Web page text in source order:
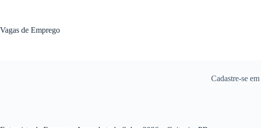
conteúdo
Vagas de Emprego
Cadastre-se em